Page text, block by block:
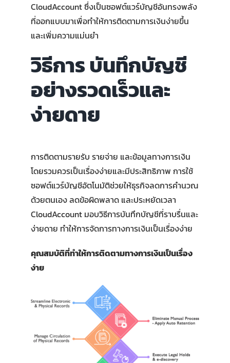
CloudAccount ซึ่งเป็นซอฟต์แวร์บัญชีอันทรงพลัง
ที่ออกแบบมาเพื่อทำให้การติดตามการเงินง่ายขึ้น
และเพิ่มความแม่นยำ
วิธีการ บันทึกบัญชี
อย่างรวดเร็วและ
ง่ายดาย
การติดตามรายรับ รายจ่าย และข้อมูลทางการเงิน
โดยรวมควรเป็นเรื่องง่ายและมีประสิทธิภาพ การใช้
ซอฟต์แวร์บัญชีอัตโนมัติช่วยให้ธุรกิจลดการคำนวณ
ด้วยตนเอง ลดข้อผิดพลาด และประหยัดเวลา
CloudAccount มอบวิธีการบันทึกบัญชีที่ราบรื่นและ
ง่ายดาย ทำให้การจัดการทางการเงินเป็นเรื่องง่าย
คุณสมบัติที่ทำให้การติดตามทางการเงินเป็นเรื่อง
ง่าย